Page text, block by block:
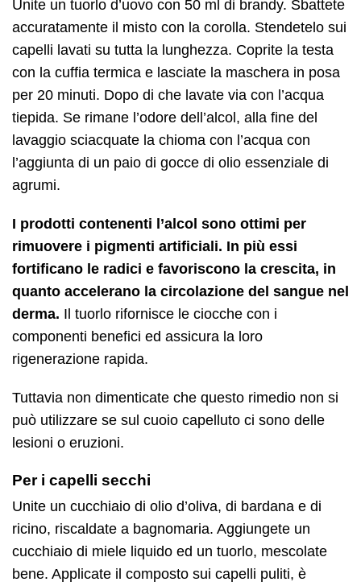
Unite un tuorlo d’uovo con 50 ml di brandy. Sbattete
accuratamente il misto con la corolla. Stendetelo sui
capelli lavati su tutta la lunghezza. Coprite la testa
con la cuffia termica e lasciate la maschera in posa
per 20 minuti. Dopo di che lavate via con l’acqua
tiepida. Se rimane l’odore dell’alcol, alla fine del
lavaggio sciacquate la chioma con l’acqua con
l’aggiunta di un paio di gocce di olio essenziale di
agrumi.
I prodotti contenenti l’alcol sono ottimi per
rimuovere i pigmenti artificiali. In più essi
fortificano le radici e favoriscono la crescita, in
quanto accelerano la circolazione del sangue nel
derma. Il tuorlo rifornisce le ciocche con i
componenti benefici ed assicura la loro
rigenerazione rapida.
Tuttavia non dimenticate che questo rimedio non si
può utilizzare se sul cuoio capelluto ci sono delle
lesioni o eruzioni.
Per i capelli secchi
Unite un cucchiaio di olio d’oliva, di bardana e di
ricino, riscaldate a bagnomaria. Aggiungete un
cucchiaio di miele liquido ed un tuorlo, mescolate
bene. Applicate il composto sui capelli puliti, è